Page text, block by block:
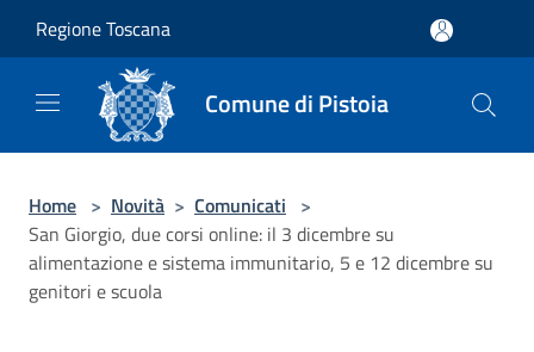
Regione Toscana
Comune di Pistoia
Home > Novità > Comunicati >
San Giorgio, due corsi online: il 3 dicembre su
alimentazione e sistema immunitario, 5 e 12 dicembre su
genitori e scuola